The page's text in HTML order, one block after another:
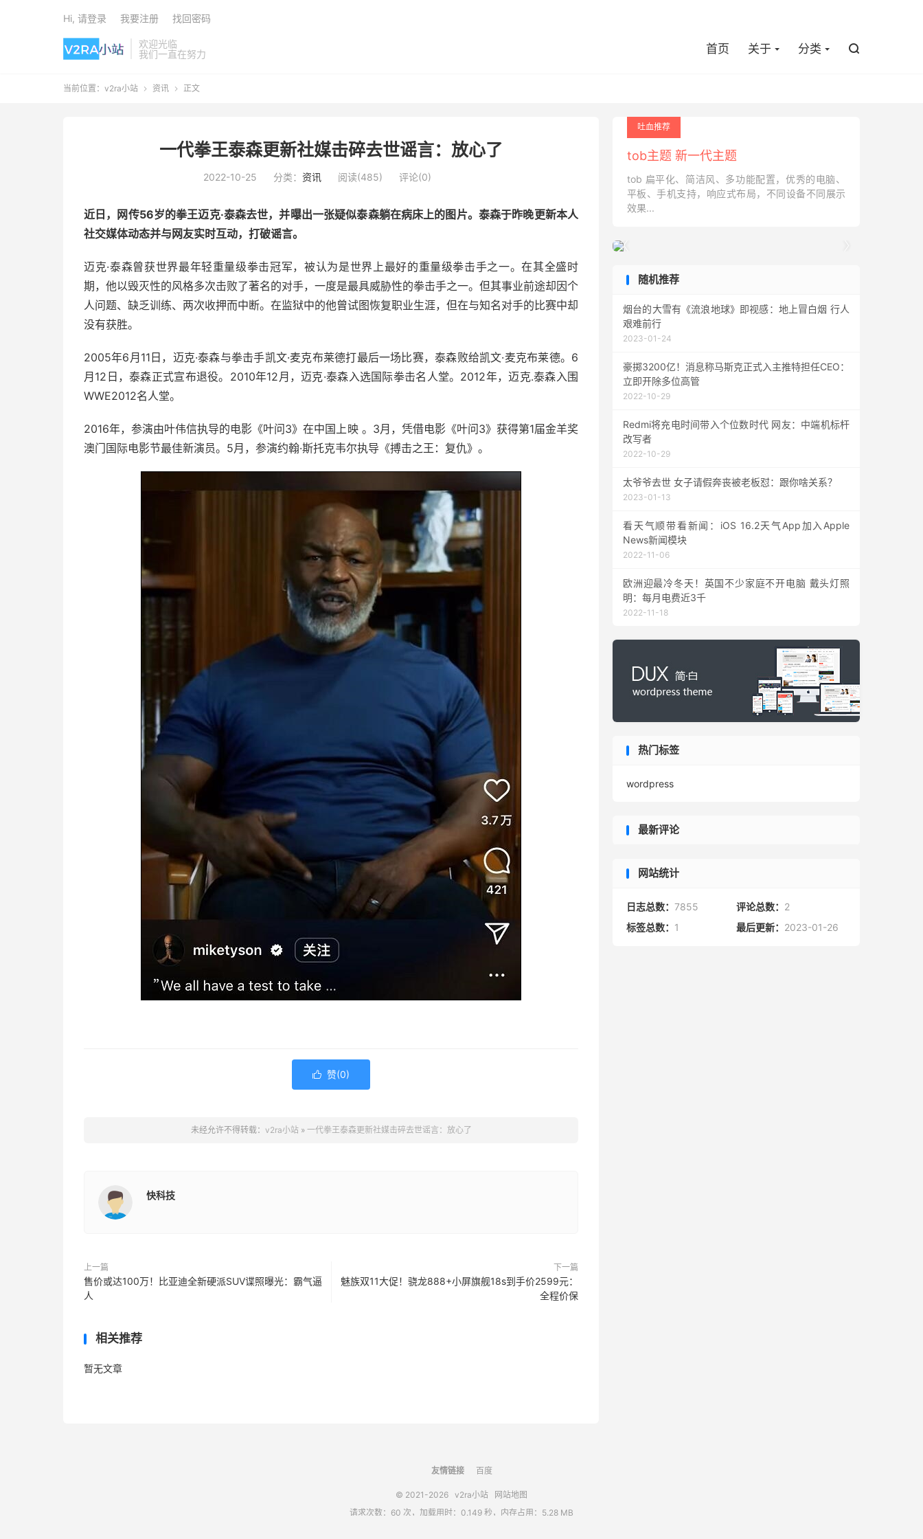
欢迎光临
我们一直在努力
首页 关于 分类 
Hi, 请登录 我要注册 找回密码
当前位置： v2ra小站  资讯  正文
一代拳王泰森更新社媒击碎去世谣言：放心了
2022-10-25 分类： 资讯 阅读(485) 评论(0)
近日，网传56岁的拳王迈克·泰森去世，并曝出一张疑似泰森躺在病床上的图片。泰森于昨晚更新本人
社交媒体动态并与网友实时互动，打破谣言。
迈克·泰森曾获世界最年轻重量级拳击冠军，被认为是世界上最好的重量级拳击手之一。在其全盛时
期，他以毁灭性的风格多次击败了著名的对手，一度是最具威胁性的拳击手之一。但其事业前途却因个
人问题、缺乏训练、两次收押而中断。在监狱中的他曾试图恢复职业生涯，但在与知名对手的比赛中却
没有获胜。
2005年6月11日，迈克·泰森与拳击手凯文·麦克布莱德打最后一场比赛，泰森败给凯文·麦克布莱德。6
月12日，泰森正式宣布退役。2010年12月，迈克·泰森入选国际拳击名人堂。2012年，迈克.泰森入围
WWE2012名人堂。
2016年，参演由叶伟信执导的电影《叶问3》在中国上映 。3月，凭借电影《叶问3》获得第1届金羊奖
澳门国际电影节最佳新演员。5月，参演约翰·斯托克韦尔执导《搏击之王：复仇》。
 赞(0)
未经允许不得转载： v2ra小站» 一代拳王泰森更新社媒击碎去世谣言：放心了
快科技
上一篇
售价或达100万！比亚迪全新硬派SUV谍照曝光：霸气逼
人
下一篇
魅族双11大促！骁龙888+小屏旗舰18s到手价2599元：
全程价保
相关推荐
暂无文章
吐血推荐
tob主题 新一代主题
tob 扁平化、简洁风、多功能配置，优秀的电脑、
平板、手机支持，响应式布局，不同设备不同展示
效果...

随机推荐
烟台的大雪有《流浪地球》即视感：地上冒白烟 行人
艰难前行
2023-01-24
豪掷3200亿！消息称马斯克正式入主推特担任CEO：
立即开除多位高管
2022-10-29
Redmi将充电时间带入个位数时代 网友：中端机标杆
改写者
2022-10-29
太爷爷去世 女子请假奔丧被老板怼：跟你啥关系？
2023-01-13
看天气顺带看新闻：iOS 16.2天气App加入Apple
News新闻模块
2022-11-06
欧洲迎最冷冬天！英国不少家庭不开电脑 戴头灯照
明：每月电费近3千
2022-11-18
热门标签
wordpress
最新评论
网站统计
日志总数： 7855 评论总数： 2
标签总数： 1 最后更新： 2023-01-26
友情链接 百度
© 2021-2026 v2ra小站
网站地图
请求次数：60 次，加载用时：0.149 秒，内存占用：5.28 MB